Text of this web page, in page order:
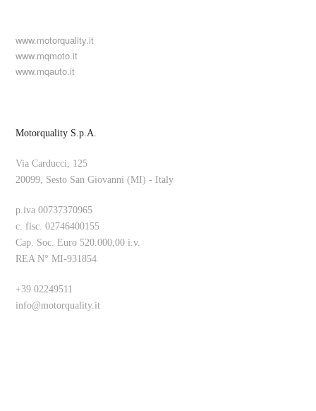
www.motorquality.it
www.mqmoto.it
www.mqauto.it
Motorquality S.p.A.
Via Carducci, 125
20099, Sesto San Giovanni (MI) - Italy
p.iva 00737370965
c. fisc. 02746400155
Cap. Soc. Euro 520.000,00 i.v.
REA N° MI-931854
+39 02249511
info@motorquality.it